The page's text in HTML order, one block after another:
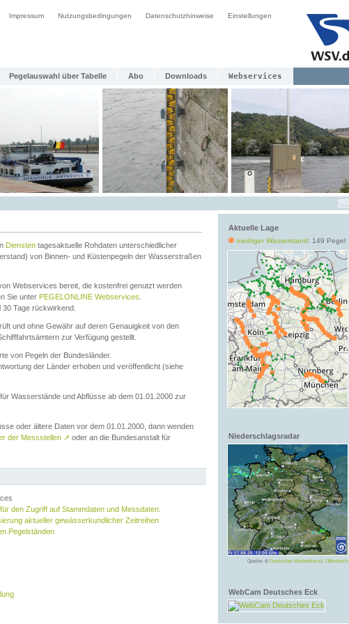
Impressum Nutzungsbedingungen Datenschutzhinweise Einstellungen
Pegelauswahl über Tabelle Abo Downloads Webservices
Aktuelle Lage
niedriger Wasserstand: 149 Pegel
Niederschlagsradar
Quelle: © Deutscher Wetterdienst, Offenbach
WebCam Deutsches Eck
Diensten tagesaktuelle Rohdaten unterschiedlicher
von Binnen- und Küstenpegeln der Wasserstraßen
Webservices bereit, die kostenfrei genutzt werden
Sie unter PEGELONLINE Webservices
Tage rückwirkend.
und ohne Gewähr auf deren Genauigkeit von den
zur Verfügung gestellt.
von Pegeln der Bundesländer.
der Länder erhoben und veröffentlicht (siehe
Wasserstände und Abflüsse ab dem 01.01.2000 zur
oder ältere Daten vor dem 01.01.2000, dann wenden
der Messstellen ↗ oder an die Bundesanstalt für
den Zugriff auf Stammdaten und Messdaten.
aktueller gewässerkundlicher Zeitreihen
Pegelständen